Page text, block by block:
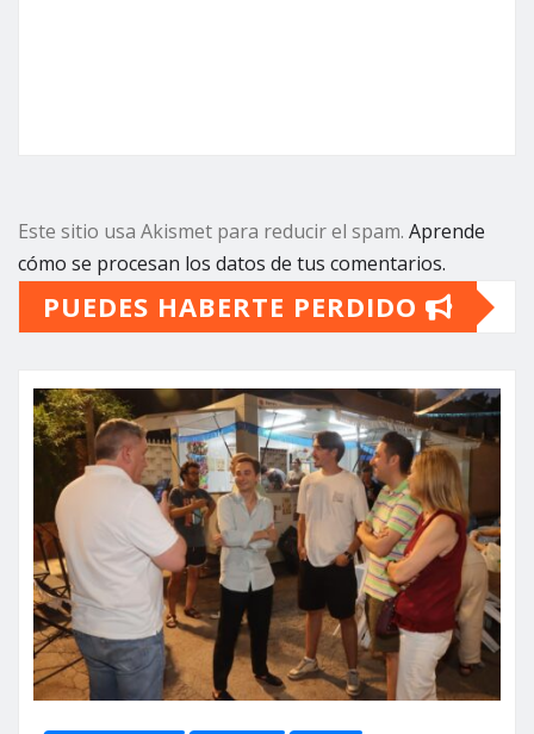
Este sitio usa Akismet para reducir el spam. Aprende
cómo se procesan los datos de tus comentarios.
PUEDES HABERTE PERDIDO